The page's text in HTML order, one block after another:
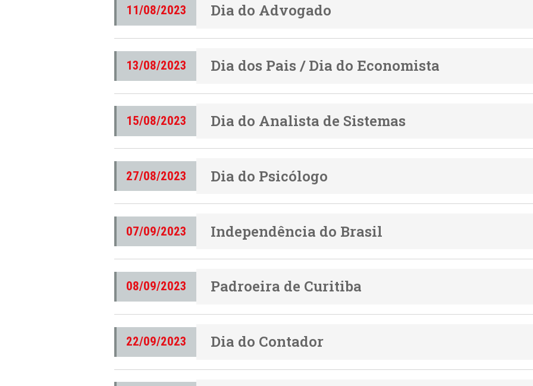
11/08/2023 Dia do Advogado
13/08/2023 Dia dos Pais / Dia do Economista
15/08/2023 Dia do Analista de Sistemas
27/08/2023 Dia do Psicólogo
07/09/2023 Independência do Brasil
08/09/2023 Padroeira de Curitiba
22/09/2023 Dia do Contador